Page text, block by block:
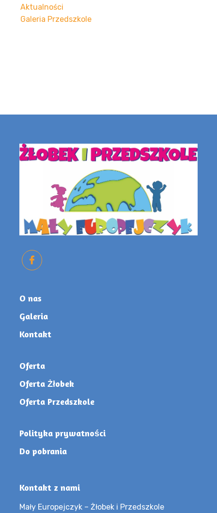
Aktualności
Galeria Przedszkole
O nas
Galeria
Kontakt
Oferta
Oferta Żłobek
Oferta Przedszkole
Polityka prywatności
Do pobrania
Kontakt z nami
Mały Europejczyk – Żłobek i Przedszkole